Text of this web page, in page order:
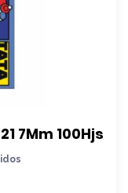
7Mm 100Hjs